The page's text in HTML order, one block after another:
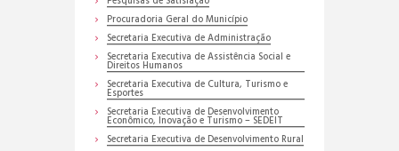
Procuradoria Geral do Município
Secretaria Executiva de Administração
Secretaria Executiva de Assistência Social e
Direitos Humanos
Secretaria Executiva de Cultura, Turismo e
Esportes
Secretaria Executiva de Desenvolvimento
Econômico, Inovação e Turismo – SEDEIT
Secretaria Executiva de Desenvolvimento Rural